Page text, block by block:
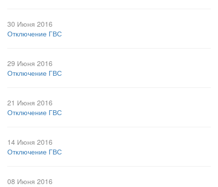
30 Июня 2016
Отключение ГВС
29 Июня 2016
Отключение ГВС
21 Июня 2016
Отключение ГВС
14 Июня 2016
Отключение ГВС
08 Июня 2016